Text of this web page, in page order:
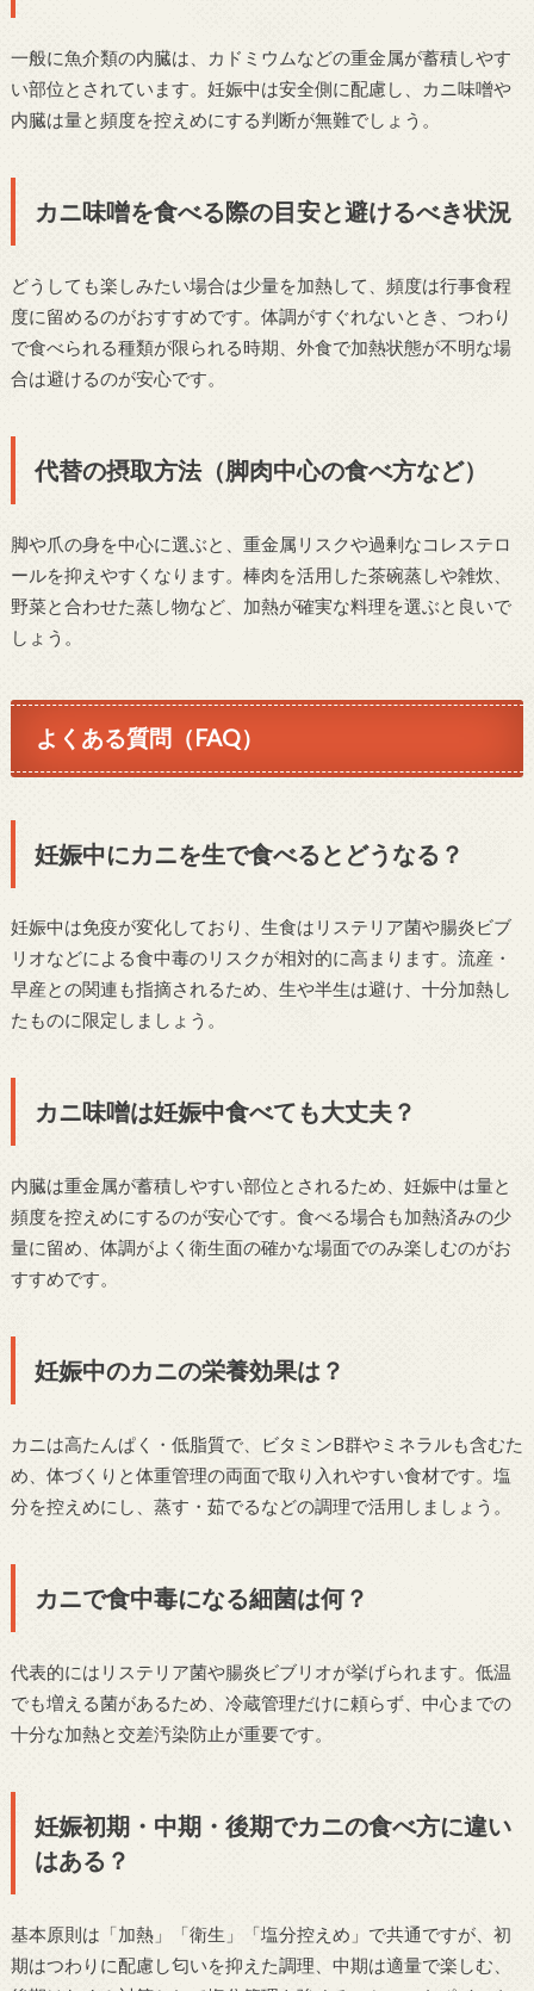
一般に魚介類の内臓は、カドミウムなどの重金属が蓄積しやす
い部位とされています。妊娠中は安全側に配慮し、カニ味噌や
内臓は量と頻度を控えめにする判断が無難でしょう。
カニ味噌を食べる際の目安と避けるべき状況
どうしても楽しみたい場合は少量を加熱して、頻度は行事食程
度に留めるのがおすすめです。体調がすぐれないとき、つわり
で食べられる種類が限られる時期、外食で加熱状態が不明な場
合は避けるのが安心です。
代替の摂取方法（脚肉中心の食べ方など）
脚や爪の身を中心に選ぶと、重金属リスクや過剰なコレステロ
ールを抑えやすくなります。棒肉を活用した茶碗蒸しや雑炊、
野菜と合わせた蒸し物など、加熱が確実な料理を選ぶと良いで
しょう。
よくある質問（FAQ）
妊娠中にカニを生で食べるとどうなる？
妊娠中は免疫が変化しており、生食はリステリア菌や腸炎ビブ
リオなどによる食中毒のリスクが相対的に高まります。流産・
早産との関連も指摘されるため、生や半生は避け、十分加熱し
たものに限定しましょう。
カニ味噌は妊娠中食べても大丈夫？
内臓は重金属が蓄積しやすい部位とされるため、妊娠中は量と
頻度を控えめにするのが安心です。食べる場合も加熱済みの少
量に留め、体調がよく衛生面の確かな場面でのみ楽しむのがお
すすめです。
妊娠中のカニの栄養効果は？
カニは高たんぱく・低脂質で、ビタミンB群やミネラルも含むた
め、体づくりと体重管理の両面で取り入れやすい食材です。塩
分を控えめにし、蒸す・茹でるなどの調理で活用しましょう。
カニで食中毒になる細菌は何？
代表的にはリステリア菌や腸炎ビブリオが挙げられます。低温
でも増える菌があるため、冷蔵管理だけに頼らず、中心までの
十分な加熱と交差汚染防止が重要です。
妊娠初期・中期・後期でカニの食べ方に違い
はある？
基本原則は「加熱」「衛生」「塩分控えめ」で共通ですが、初
期はつわりに配慮し匂いを抑えた調理、中期は適量で楽しむ、